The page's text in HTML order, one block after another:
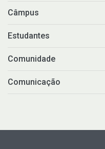
Câmpus
Estudantes
Comunidade
Comunicação